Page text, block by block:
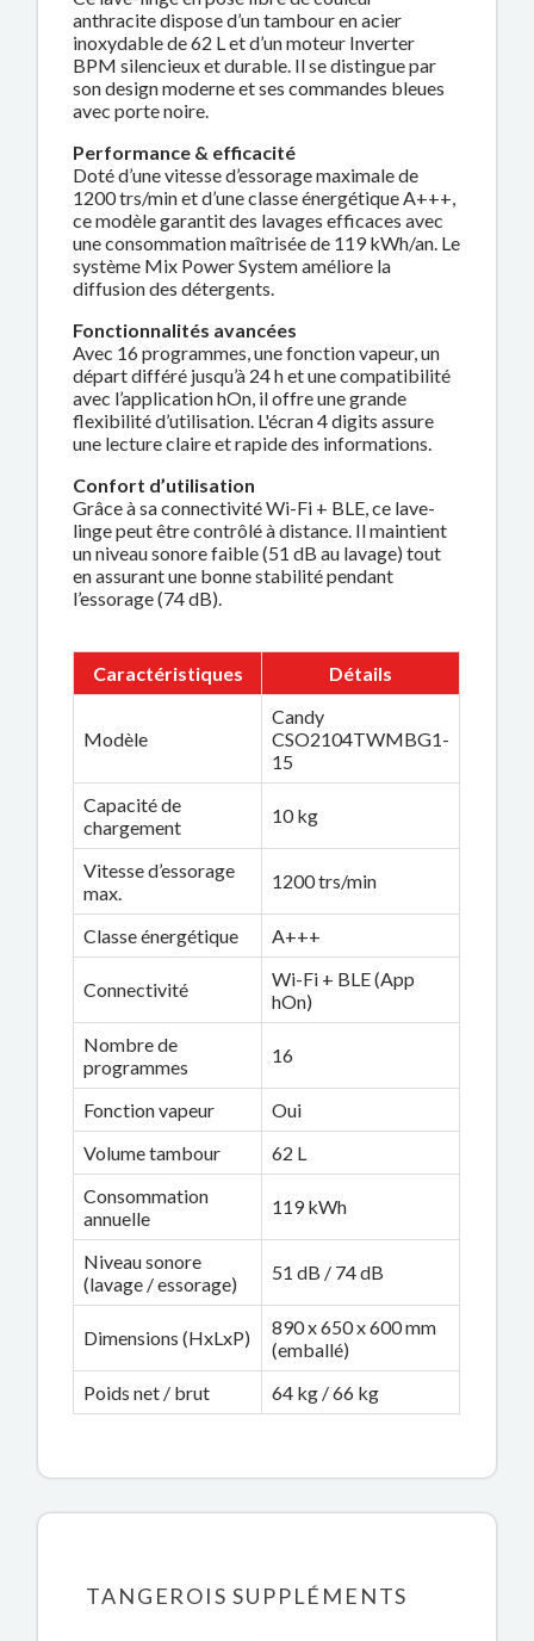
anthracite dispose d’un tambour en acier
inoxydable de 62 L et d’un moteur Inverter
BPM silencieux et durable. Il se distingue par
son design moderne et ses commandes bleues
avec porte noire.
Performance & efficacité
Doté d’une vitesse d’essorage maximale de
1200 trs/min et d’une classe énergétique A+++,
ce modèle garantit des lavages efficaces avec
une consommation maîtrisée de 119 kWh/an. Le
système Mix Power System améliore la
diffusion des détergents.
Fonctionnalités avancées
Avec 16 programmes, une fonction vapeur, un
départ différé jusqu’à 24 h et une compatibilité
avec l’application hOn, il offre une grande
flexibilité d’utilisation. L'écran 4 digits assure
une lecture claire et rapide des informations.
Confort d’utilisation
Grâce à sa connectivité Wi-Fi + BLE, ce lave-
linge peut être contrôlé à distance. Il maintient
un niveau sonore faible (51 dB au lavage) tout
en assurant une bonne stabilité pendant
l’essorage (74 dB).
Caractéristiques Détails
Modèle
Candy
CSO2104TWMBG1-
15
Capacité de
chargement
10 kg
Vitesse d’essorage
max.
1200 trs/min
Classe énergétique A+++
Connectivité
Wi-Fi + BLE (App
hOn)
Nombre de
programmes
16
Fonction vapeur
Oui
Volume tambour
62 L
Consommation
annuelle
119 kWh
Niveau sonore
(lavage / essorage)
51 dB / 74 dB
Dimensions (HxLxP)
890 x 650 x 600 mm
(emballé)
Poids net / brut
64 kg / 66 kg
TANGEROIS SUPPLÉMENTS